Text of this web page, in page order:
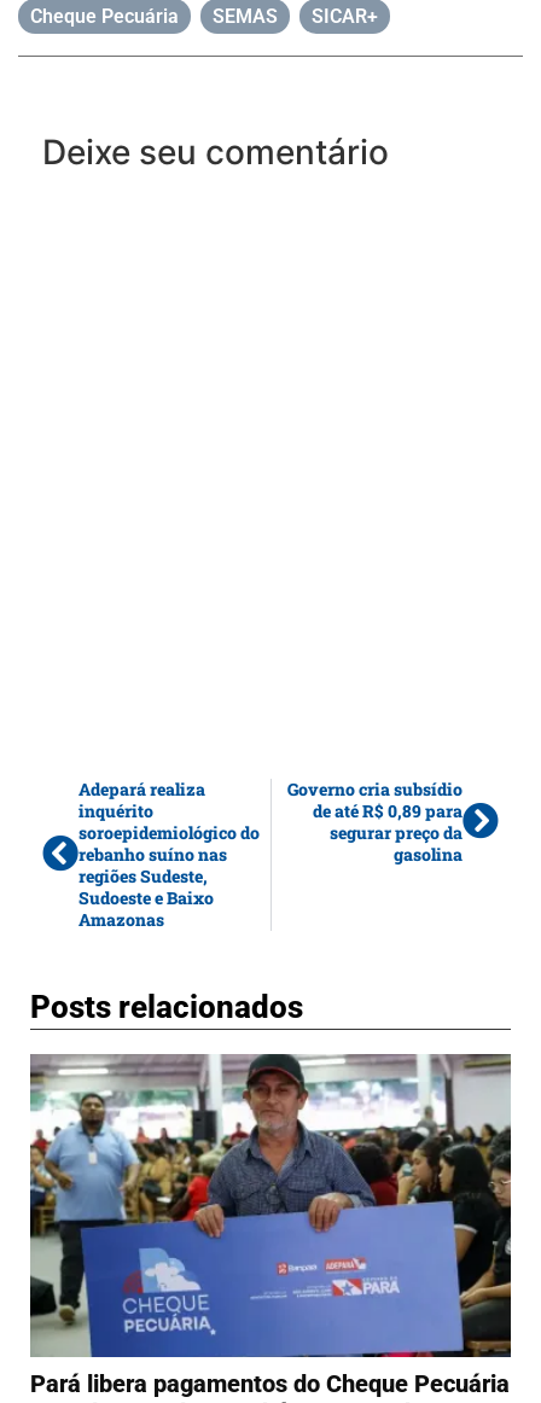
Cheque Pecuária SEMAS SICAR+
Deixe seu comentário
Adepará realiza
inquérito
soroepidemiológico do
rebanho suíno nas
regiões Sudeste,
Sudoeste e Baixo
Amazonas
Governo cria subsídio
de até R$ 0,89 para
segurar preço da
gasolina
Posts relacionados
Pará libera pagamentos do Cheque Pecuária